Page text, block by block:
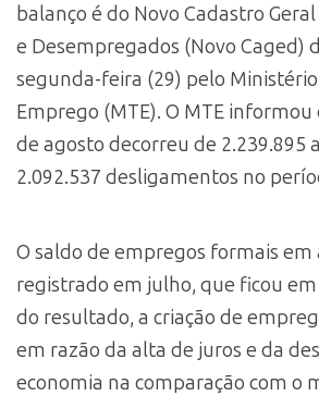
balanço é do Novo Cadastro
e Desempregados (Novo Caged)
segunda-feira (29) pelo
Emprego (MTE). O MTE
de agosto decorreu de 2.239.895
2.092.537 desligamentos no
O saldo de empregos formais em
registrado em julho, que ficou em
do resultado, a criação de
em razão da alta de juros e da
economia na comparação com o